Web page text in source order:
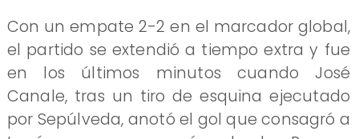
Con un empate 2-2 en el marcador global,
el partido se extendió a tiempo extra y fue
en los últimos minutos cuando José
Canale, tras un tiro de esquina ejecutado
por Sepúlveda, anotó el gol que consagró a